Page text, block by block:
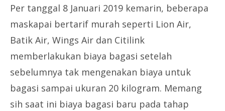
Per tanggal 8 Januari 2019 kemarin, beberapa
maskapai bertarif murah seperti Lion Air,
Batik Air, Wings Air dan Citilink
memberlakukan biaya bagasi setelah
sebelumnya tak mengenakan biaya untuk
bagasi sampai ukuran 20 kilogram. Memang
sih saat ini biaya bagasi baru pada tahap